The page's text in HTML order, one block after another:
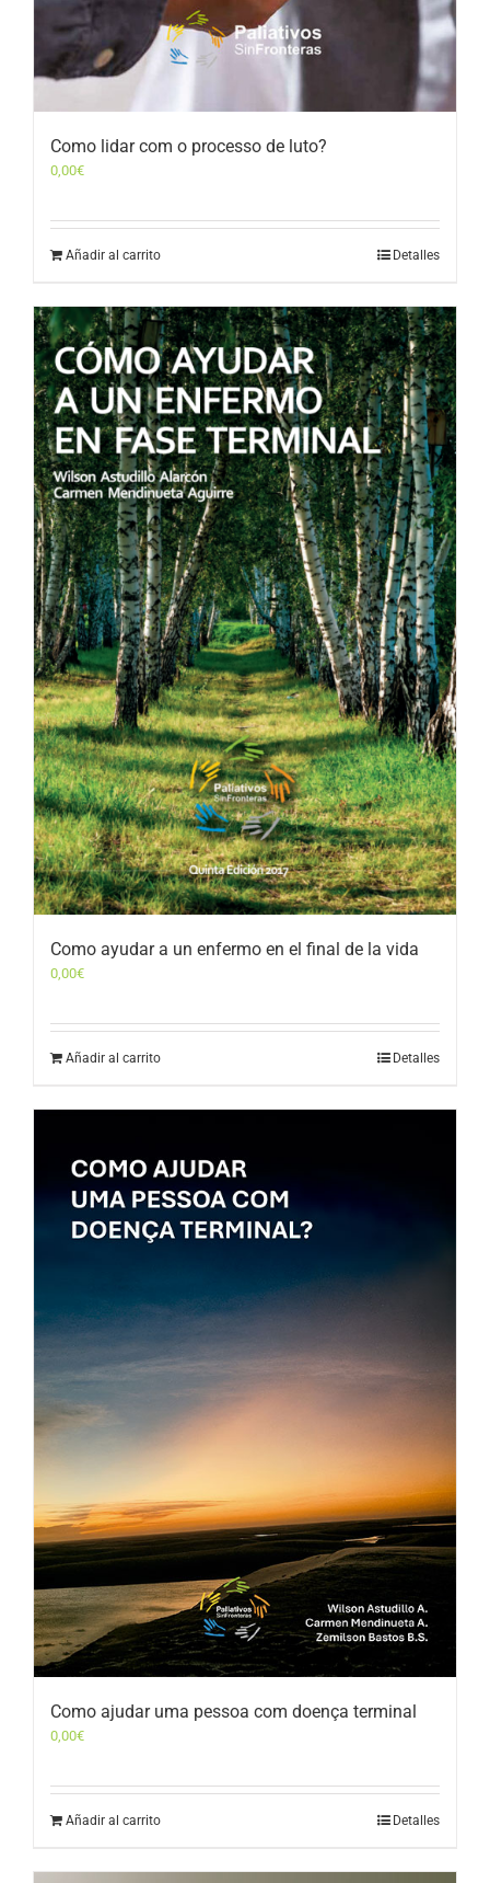
Como lidar com o processo de luto?
0,00€
Añadir al carrito Detalles
Como ayudar a un enfermo en el final de la vida
0,00€
Añadir al carrito Detalles
Como ajudar uma pessoa com doença terminal
0,00€
Añadir al carrito Detalles